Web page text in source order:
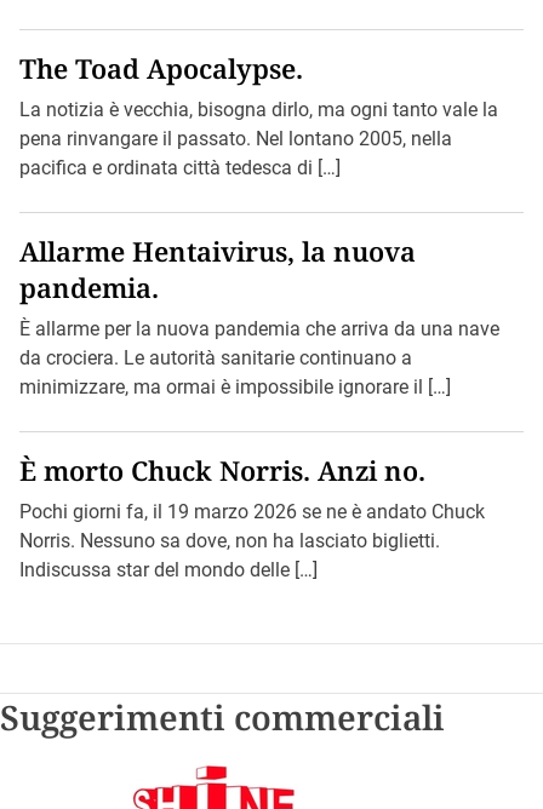
The Toad Apocalypse.
La notizia è vecchia, bisogna dirlo, ma ogni tanto vale la
pena rinvangare il passato. Nel lontano 2005, nella
pacifica e ordinata città tedesca di […]
Allarme Hentaivirus, la nuova
pandemia.
È allarme per la nuova pandemia che arriva da una nave
da crociera. Le autorità sanitarie continuano a
minimizzare, ma ormai è impossibile ignorare il […]
È morto Chuck Norris. Anzi no.
Pochi giorni fa, il 19 marzo 2026 se ne è andato Chuck
Norris. Nessuno sa dove, non ha lasciato biglietti.
Indiscussa star del mondo delle […]
Suggerimenti commerciali